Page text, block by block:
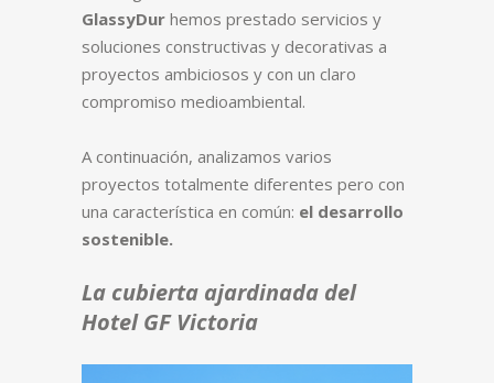
GlassyDur hemos prestado servicios y
soluciones constructivas y decorativas a
proyectos ambiciosos y con un claro
compromiso medioambiental.
A continuación, analizamos varios
proyectos totalmente diferentes pero con
una característica en común: el desarrollo
sostenible.
La cubierta ajardinada del
Hotel GF Victoria